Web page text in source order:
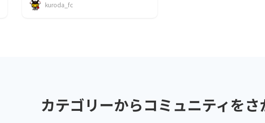
kuroda_fc
カテゴリーからコミュニティをさ